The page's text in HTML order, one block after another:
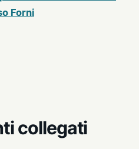
Forni
collegati